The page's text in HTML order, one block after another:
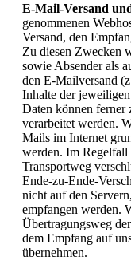
E-Mail-Versand
genommenen
Versand, den
Zu diesen Zwecken
sowie Absender als
den E-Mailversand
Inhalte der
Daten können
verarbeitet werden.
Mails im Internet
werden. Im
Transportweg
Ende-zu-Ende-
nicht auf den
empfangen werden.
Übertragungsweg
dem Empfang auf
übernehmen.